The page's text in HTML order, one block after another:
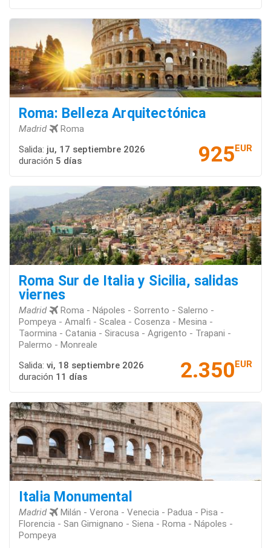
Roma: Belleza Arquitectónica
Madrid Roma
925EUR
Salida: ju, 17 septiembre 2026
duración 5 días
Roma Sur de Italia y Sicilia, salidas
viernes
Madrid
Roma - Nápoles - Sorrento - Salerno -
Pompeya - Amalfi - Scalea - Cosenza - Mesina -
Taormina - Catania - Siracusa - Agrigento - Trapani -
Palermo - Monreale
2.350EUR
Salida: vi, 18 septiembre 2026
duración 11 días
Italia Monumental
Madrid
Milán - Verona - Venecia - Padua - Pisa -
Florencia - San Gimignano - Siena - Roma - Nápoles -
Pompeya